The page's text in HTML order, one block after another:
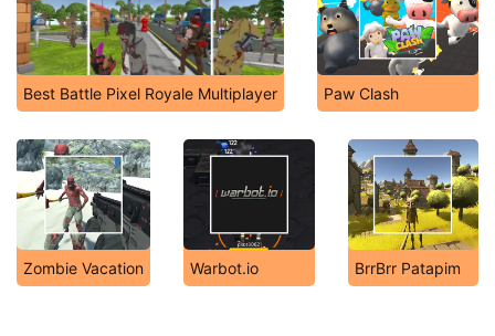
Best Battle Pixel Royale Multiplayer Paw Clash
Zombie Vacation Warbot.io BrrBrr Patapim